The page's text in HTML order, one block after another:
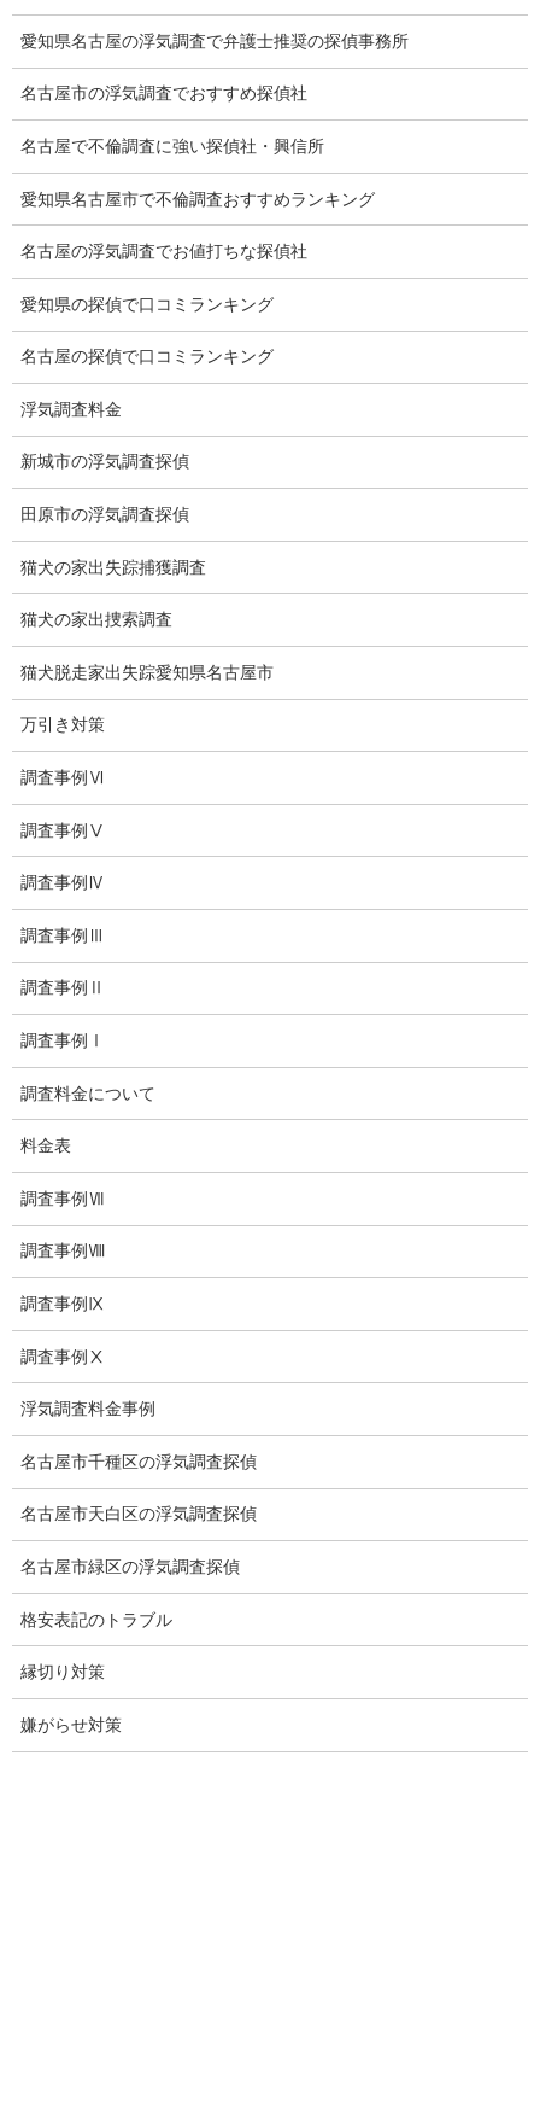
浮気をする人
損害保険調査
会社沿革
プライバシーポリシー
探偵業法
法令遵守
推奨・提携法律事務所
夫婦の信頼関係
お知らせ
いじめ相談
子供の虐待
児童虐待防止対策
子供のいじめ相談
いじめ相談・愛知県名古屋
子供のいじめ問題・いじめ相談、小学生、中学生、高校生
日本版DBS
お問い合わせ
愛知県内出張面談実施中
浮気調査専門
結婚前の行動調査
結婚調査
企業調査
愛知探偵
愛知県探偵
探偵愛知県
愛知県名古屋の浮気調査で弁護士推奨の探偵事務所
名古屋市の浮気調査でおすすめ探偵社
名古屋で不倫調査に強い探偵社・興信所
愛知県名古屋市で不倫調査おすすめランキング
名古屋の浮気調査でお値打ちな探偵社
愛知県の探偵で口コミランキング
名古屋の探偵で口コミランキング
浮気調査料金
新城市の浮気調査探偵
田原市の浮気調査探偵
猫犬の家出失踪捕獲調査
猫犬の家出捜索調査
猫犬脱走家出失踪愛知県名古屋市
万引き対策
調査事例Ⅵ
調査事例Ⅴ
調査事例Ⅳ
調査事例Ⅲ
調査事例Ⅱ
調査事例Ⅰ
調査料金について
料金表
調査事例Ⅶ
調査事例Ⅷ
調査事例Ⅸ
調査事例Ⅹ
浮気調査料金事例
名古屋市千種区の浮気調査探偵
名古屋市天白区の浮気調査探偵
名古屋市緑区の浮気調査探偵
格安表記のトラブル
縁切り対策
嫌がらせ対策